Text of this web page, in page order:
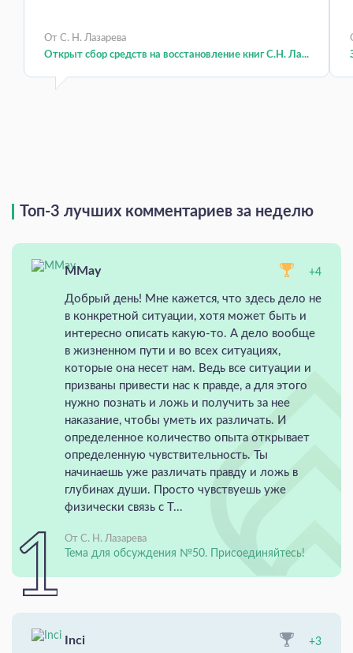
От С. Н. Лазарева
Открыт сбор средств на восстановление книг С.Н. Ла...
Топ-3 лучших комментариев за неделю
MMay +4
Добрый день! Мне кажется, что здесь дело не
в конкретной ситуации, хотя может быть и
интересно описать какую-то. А дело вообще
в жизненном пути и во всех ситуациях,
которые она несет нам. Ведь все ситуации и
призваны привести нас к правде, а для этого
нужно познать и ложь и получить за нее
наказание, чтобы уметь их различать. И
определенное количество опыта открывает
определенную чувствительность. Ты
начинаешь уже различать правду и ложь в
глубинах души. Просто чувствуешь уже
физически связь с Т...
От С. Н. Лазарева
Тема для обсуждения №50. Присоединяйтесь!
Inci +3